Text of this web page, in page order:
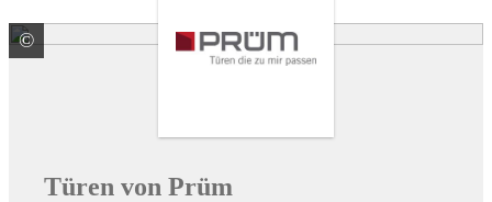
© PRÜM-Türenwerk GmbH
Türen von Prüm